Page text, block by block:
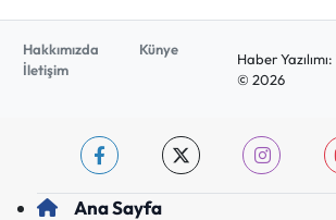
Hakkımızda
Künye
İletişim
Haber Yazılımı:
© 2026
Ana Sayfa